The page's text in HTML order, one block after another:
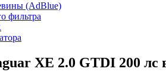
(AdBlue)
фильтра
XE 2.0 GTDI 200 лс